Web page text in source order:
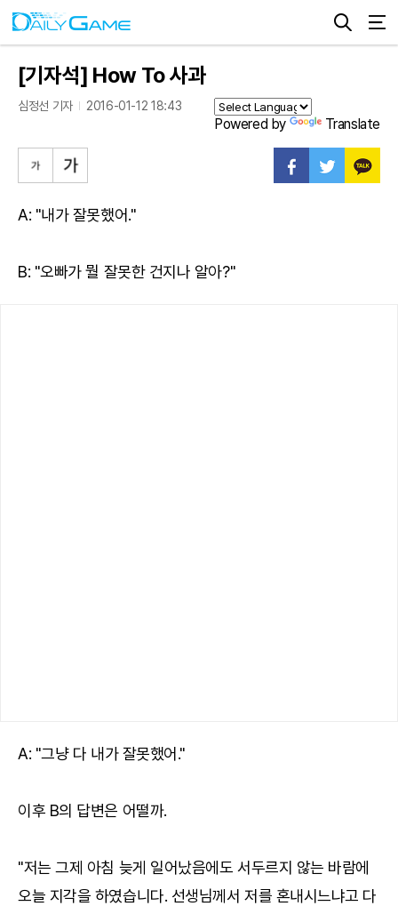
[기자석] How To 사과
심정선 기자 2016-01-12 18:43
Powered by Translate
A: "내가 잘못했어."
B: "오빠가 뭘 잘못한 건지나 알아?"
A: "그냥 다 내가 잘못했어."
이후 B의 답변은 어떨까.
"저는 그제 아침 늦게 일어났음에도 서두르지 않는 바람에
오늘 지각을 하였습니다. 선생님께서 저를 혼내시느냐고 다